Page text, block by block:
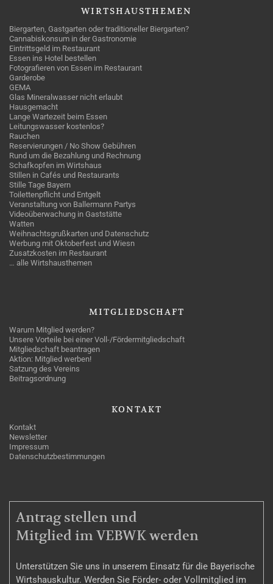
WIRTSHAUSTHEMEN
Biergarten, Gastgarten oder traditioneller Biergarten?
Cannabiskonsum in der Gastronomie
Eintrittsgeld im Restaurant
Essen ins Hotel bestellen
Fotografieren von Essen im Restaurant
Garderobe
GEMA
Glas Mineralwasser nicht erlaubt
Hausgemacht
Lange Wartezeit beim Essen
Leitungswasser kostenlos?
Rauchen
Reservierungen / No Show Gebühren
Rund um die Bezahlung und Rechnung
Schafkopfen im Wirtshaus
Stillen in Cafés und Restaurants
Stille Tage Bayern
Toilettenpflicht und Entgelt
Veranstaltung von Ballermann Partys
Videoüberwachung in Gaststätte
Watten
Weihnachtsgrußkarten und Datenschutz
Werbung mit Oktoberfest und Wiesn
Zusatzkosten im Restaurant
… alle Wirtshausthemen
MITGLIEDSCHAFT
Warum Mitglied werden?
Unsere Vorteile bei einer Voll-/Fördermitgliedschaft
Mitgliedschaft beantragen
Aktion: Mitglied werben!
Satzung des Vereins
Beitragsordnung
KONTAKT
Kontakt
Newsletter
Impressum
Datenschutzbestimmungen
MITGLIEDSCHAFT
Antrag stellen und
Mitglied im VEBWK werden
Unterstützen Sie uns in unserem Einsatz für die Bayerische
Wirtshauskultur. Werden Sie Förder- oder Vollmitglied im